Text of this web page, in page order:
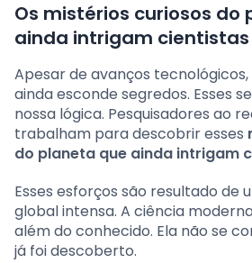
Os mistérios curiosos do
ainda intrigam cientistas
Apesar de avanços
ainda esconde segredos. Esses
nossa lógica. Pesquisadores ao
trabalham para descobrir esses
do planeta que ainda intrigam
Esses esforços são resultado de
global intensa. A ciência
além do conhecido. Ela não se
já foi descoberto.